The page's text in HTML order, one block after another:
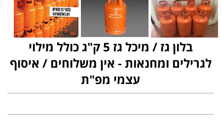
בלון גז / מיכל גז 5 ק"ג כולל מילוי
לגרילים ומחנאות - אין משלוחים / איסוף
עצמי מפ"ת